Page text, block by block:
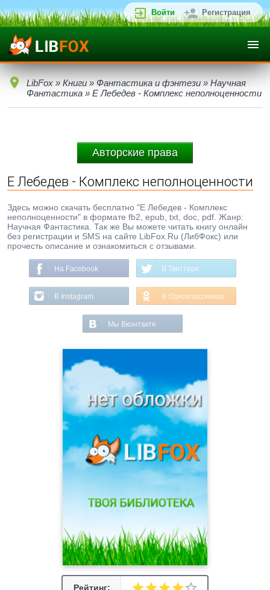
Войти Регистрация
LibFox » Книги » Фантастика и фэнтези » Научная
Фантастика » Е Лебедев - Комплекс неполноценности
Авторские права
Е Лебедев - Комплекс неполноценности
Здесь можно скачать бесплатно "Е Лебедев - Комплекс
неполноценности" в формате fb2, epub, txt, doc, pdf. Жанр:
Научная Фантастика. Так же Вы можете читать книгу онлайн
без регистрации и SMS на сайте LibFox.Ru (ЛибФокс) или
прочесть описание и ознакомиться с отзывами.
На Facebook В Твиттере
В Instagram В Одноклассниках
Мы Вконтакте
Рейтинг: